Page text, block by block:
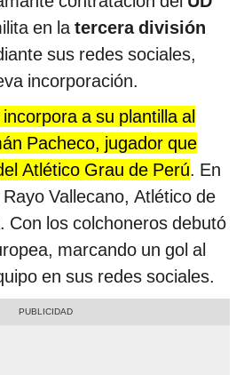
en latercera división
sus redes sociales,
incorporación.
a su plantilla al
Pacheco, jugador que
Atlético Grau de Perú. En
Vallecano, Atlético de
Con los colchoneros debutó
marcando un gol al
en sus redes sociales.